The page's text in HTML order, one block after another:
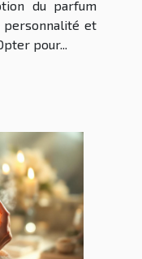
du parfum
personnalité et
pour...